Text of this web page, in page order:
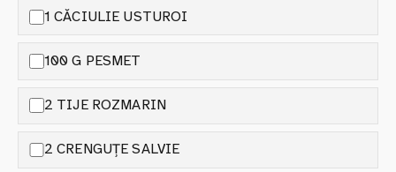
1 CĂCIULIE USTUROI
100 G PESMET
2 TIJE ROZMARIN
2 CRENGUȚE SALVIE